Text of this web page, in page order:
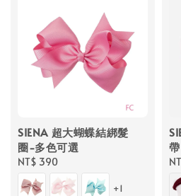
SIENA 超大蝴蝶結綁髮
圈-多色可選
Regular
price
NT$ 390
+1